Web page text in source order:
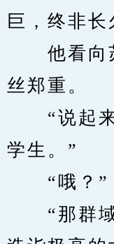
巨，终非长
他看向苏
丝郑重。
“说起来
学生。”
“哦？”
“那群域